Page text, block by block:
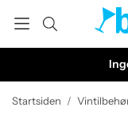
Startsiden /